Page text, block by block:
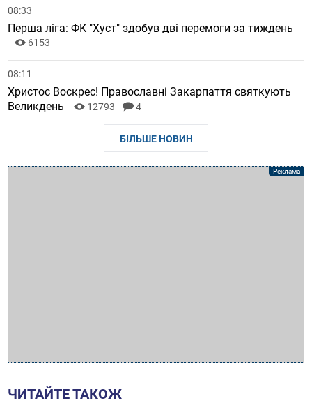
08:33
Перша ліга: ФК "Хуст" здобув дві перемоги за тиждень
6153
08:11
Христос Воскрес! Православні Закарпаття святкують
Великдень
12793 4
БІЛЬШЕ НОВИН
ЧИТАЙТЕ ТАКОЖ